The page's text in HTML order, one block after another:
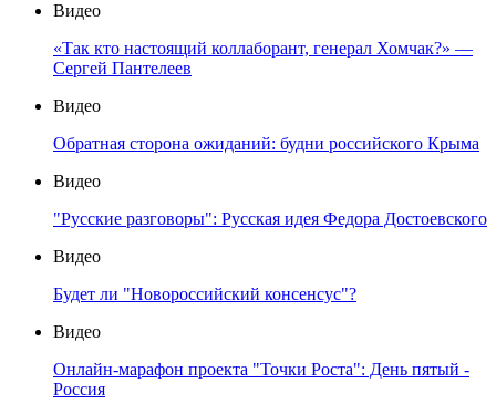
Видео
«Так кто настоящий коллаборант, генерал Хомчак?» —
Сергей Пантелеев
Видео
Обратная сторона ожиданий: будни российского Крыма
Видео
"Русские разговоры": Русская идея Федора Достоевского
Видео
Будет ли "Новороссийский консенсус"?
Видео
Онлайн-марафон проекта "Точки Роста": День пятый -
Россия